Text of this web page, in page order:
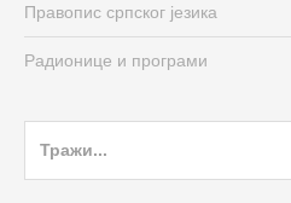
Правопис српског језика
Радионице и програми